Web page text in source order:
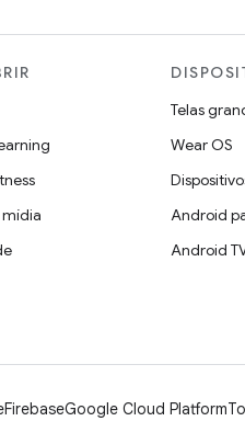
mídia
Telas
Wear OS
Android
Android
FirebaseGoogle Cloud Platform